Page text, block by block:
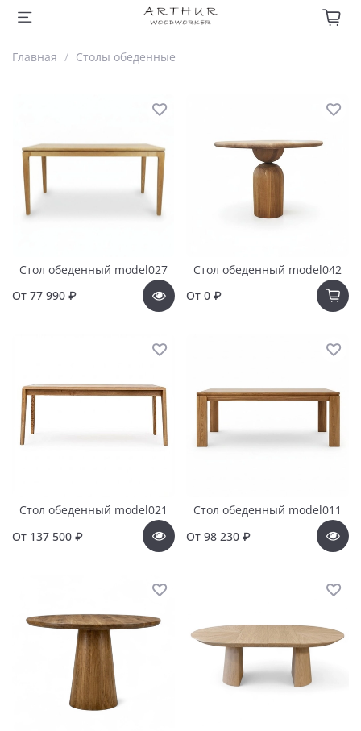
Главная Столы обеденные
Стол обеденный model027
От 77 990 ₽
Стол обеденный model042
От 0 ₽
Стол обеденный model021
От 137 500 ₽
Стол обеденный model011
От 98 230 ₽